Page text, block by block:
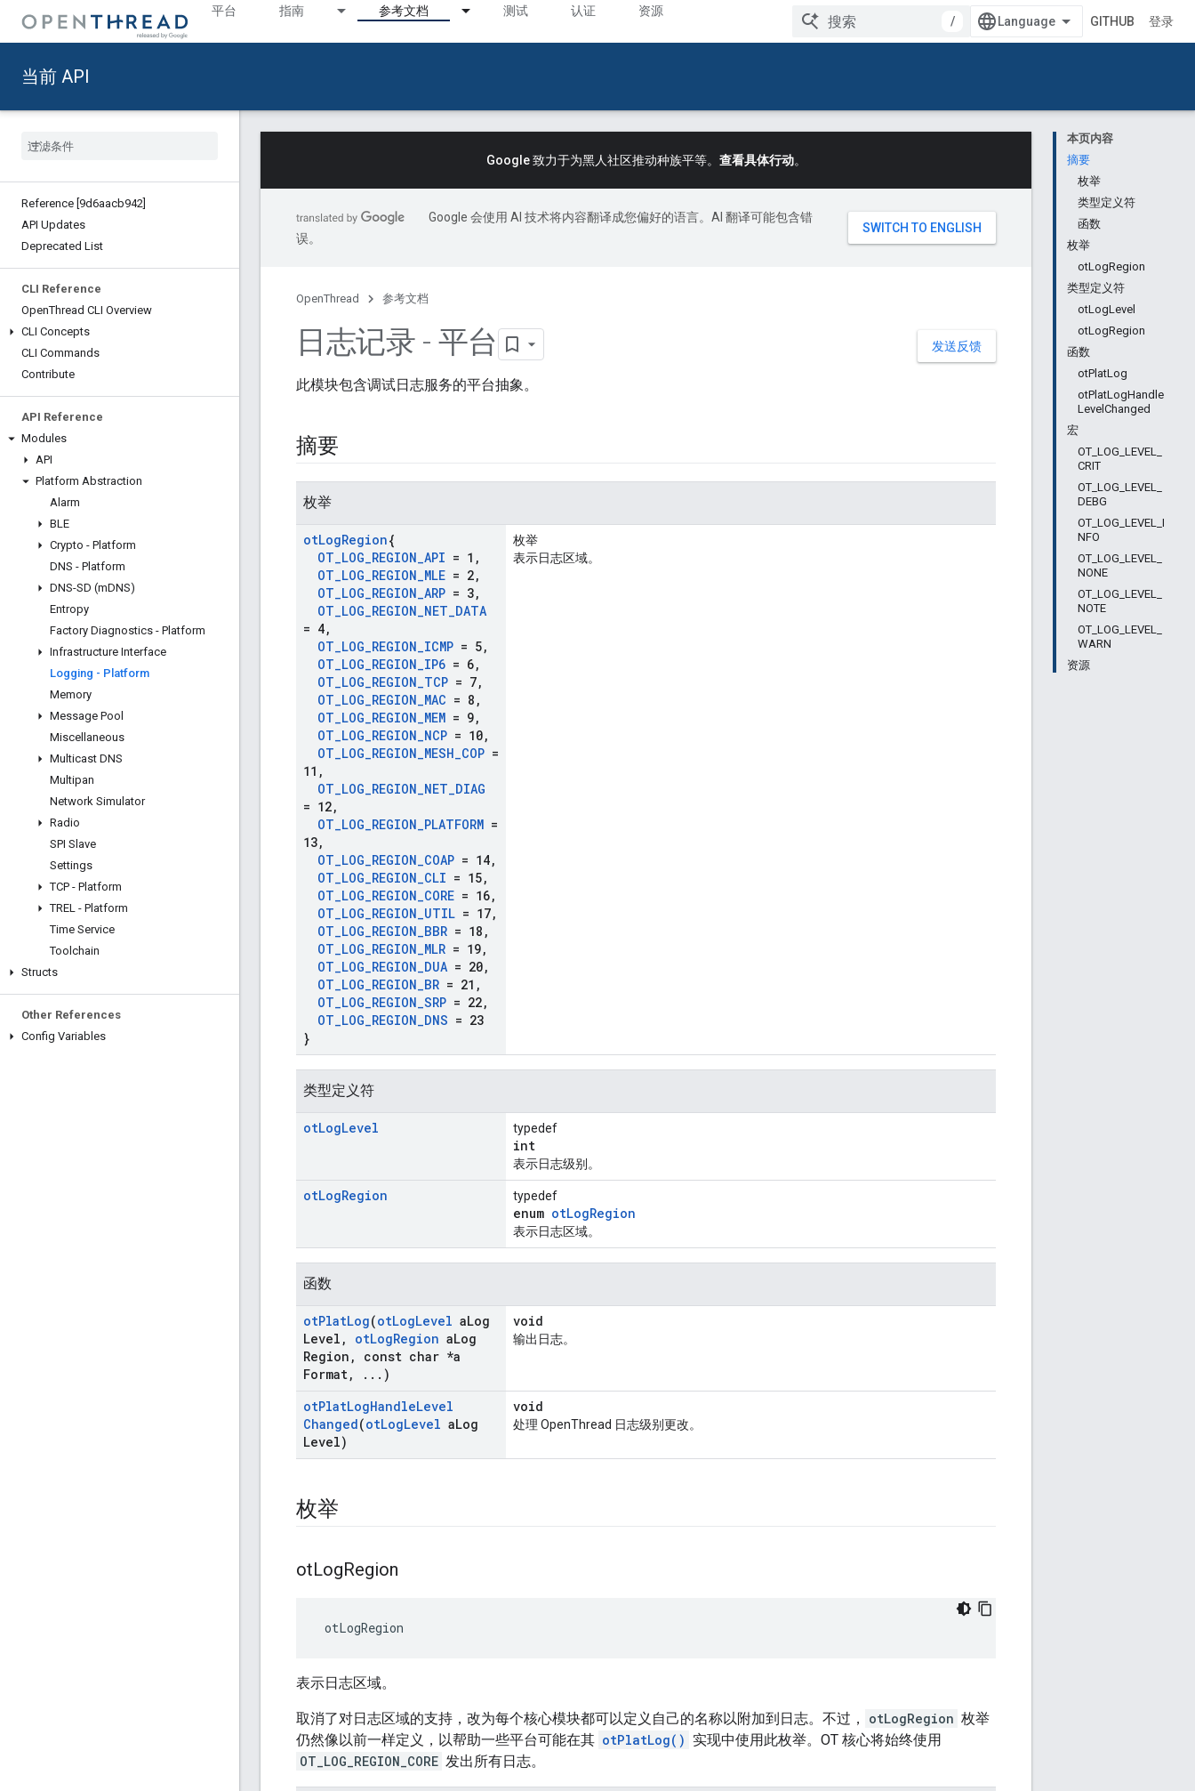
平台 指南 参考文档 测试 认证 资源
/ GITHUB 登录
当前 API
Reference [9d6aacb942]
API Updates
Deprecated List
CLI Reference
OpenThread CLI Overview
CLI Concepts
CLI Commands
Contribute
API Reference
Modules
API
Platform Abstraction
Alarm
BLE
Crypto - Platform
DNS - Platform
DNS-SD (mDNS)
Entropy
Factory Diagnostics - Platform
Infrastructure Interface
Logging - Platform
Memory
Message Pool
Miscellaneous
Multicast DNS
Multipan
Network Simulator
Radio
SPI Slave
Settings
TCP - Platform
TREL - Platform
Time Service
Toolchain
Structs
Other References
Config Variables
本页内容
摘要
枚举
类型定义符
函数
枚举
otLogRegion
类型定义符
otLogLevel
otLogRegion
函数
otPlatLog
otPlatLogHandle
LevelChanged
宏
OT_LOG_LEVEL_
CRIT
OT_LOG_LEVEL_
DEBG
OT_LOG_LEVEL_I
NFO
OT_LOG_LEVEL_
NONE
OT_LOG_LEVEL_
NOTE
OT_LOG_LEVEL_
WARN
资源
Google 致力于为黑人社区推动种族平等。 查看具体行动。
Google 会使用 AI 技术将内容翻译成您偏好的语言。AI 翻译可能包含错
误。
OpenThread 参考文档
发送反馈
日志记录 - 平台
此模块包含调试日志服务的平台抽象。
摘要
枚举
otLogRegion{
OT_LOG_REGION_API = 1 ,
OT_LOG_REGION_MLE = 2,
OT_LOG_REGION_ARP = 3,
OT_LOG_REGION_NET_DATA
= 4,
OT_LOG_REGION_ICMP = 5,
OT_LOG_REGION_IP6 = 6,
OT_LOG_REGION_TCP = 7,
OT_LOG_REGION_MAC = 8 ,
OT_LOG_REGION_MEM = 9,
OT_LOG_REGION_NCP = 10,
OT_LOG_REGION_MESH_COP =
11 ,
OT_LOG_REGION_NET_DIAG
= 12,
OT_LOG_REGION_PLATFORM =
13,
OT_LOG_REGION_COAP = 14,
OT_LOG_REGION_CLI = 15,
OT_LOG_REGION_CORE = 16,
OT_LOG_REGION_UTIL = 17,
OT_LOG_REGION_BBR = 18 ,
OT_LOG_REGION_MLR = 19,
OT_LOG_REGION_DUA = 20,
OT_LOG_REGION_BR = 21 ,
OT_LOG_REGION_SRP = 22,
OT_LOG_REGION_DNS = 23
}
枚举
表示日志区域。
类型定义符
otLogLevel typedef
int
表示日志级别。
otLogRegion typedef
enum otLogRegion
表示日志区域。
函数
otPlatLog(otLogLevel aLog
Level , otLogRegion aLog
Region ,
const char *a
Format, . . . )
void
输出日志。
otPlatLogHandleLevel
Changed(otLogLevel aLog
Level)
void
处理 OpenThread 日志级别更改。
枚举
otLogRegion
otLogRegion
表示日志区域。
取消了对日志区域的支持，改为每个核心模块都可以定义自己的名称以附加到日志。不过， otLogRegion 枚举
仍然像以前一样定义，以帮助一些平台可能在其 otPlatLog() 实现中使用此枚举。OT 核心将始终使用
OT_LOG_REGION_CORE 发出所有日志。